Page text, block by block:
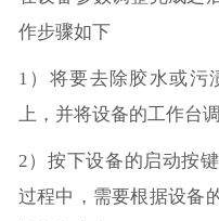
作步骤如下
1）将要去除胶水或污
上，并将设备的工作台
2）按下设备的启动按
过程中，需要根据设备